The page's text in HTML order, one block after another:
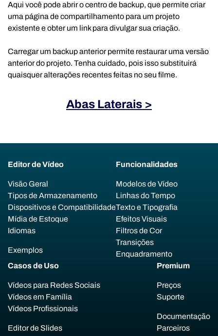
Aqui você pode abrir o centro de backup, que permite criar
uma página de compartilhamento para um projeto
existente e obter um link para divulgar sua criação.
Carregar um backup anterior permite restaurar uma versão
anterior do projeto. Tenha cuidado, pois isso substituirá
quaisquer alterações recentes feitas no seu filme.
Abas Laterais >
Editor de Vídeo
Visão Geral
Tipos de Armazenamento
Dispositivos e Compatibilidade
Mídia de Estoque
Idiomas
Exemplos
Funcionalidades
Modelos de Vídeo
Linhas do Tempo
Texto e Tipografia
Efeitos Visuais
Filtros de Cor
Transições
Enquadramento
Casos de Uso
Vídeos para Redes Sociais
Vídeos em Família
Vídeos Profissionais
Editor de Slides
Premium
Preços
Suporte
Documentação
Parceiros